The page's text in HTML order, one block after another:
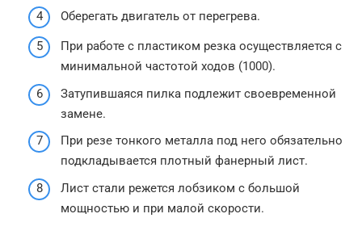
Оберегать двигатель от перегрева.
При работе с пластиком резка осуществляется с
минимальной частотой ходов (1000).
Затупившаяся пилка подлежит своевременной
замене.
При резе тонкого металла под него обязательно
подкладывается плотный фанерный лист.
Лист стали режется лобзиком с большой
мощностью и при малой скорости.